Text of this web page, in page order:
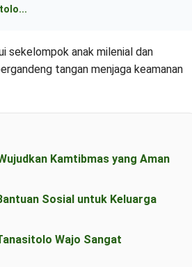
sekelompok anak milenial dan
tangan menjaga keamanan
Kamtibmas yang Aman
Sosial untuk Keluarga
Wajo Sangat